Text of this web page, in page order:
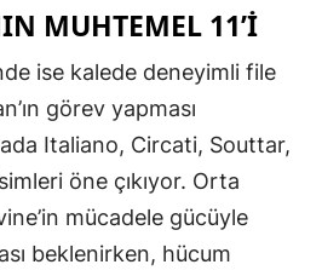
MUHTEMEL 11’I
ise kalede deneyimli file
görev yapması
Italiano, Circati, Souttar,
öne çıkıyor. Orta
mücadele gücüyle
beklenirken, hücum